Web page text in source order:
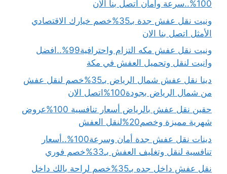
100%..سرعة وأمان اتصل بنا الان
ونيت نقل عفش جدة بـ35%خصم خيارك الاقتصادي
الأمثل اتصل بنا الان
ونيت نقل عفش مكه التزام واحترافية99%..افضل
وانيت لنقل وتحميل العفش في مكة
دينا نقل عفش شمال الرياض بـ35%خصم لنقل عفش
من شمال الرياض بجودة100%اتصل الان
حقين نقل عفش بالرياض أسعار تنافسية 100%عروض
شهرية مميزة وخصم20%لنقل العفش
دينات نقل عفش جدة أمان وسرعة100%..أسعار
تنافسية لنقل وتغليف العفش بـ33%خصم فوري
نقل عفش داخل جده بـ35%خصم لراحة بالك داخل